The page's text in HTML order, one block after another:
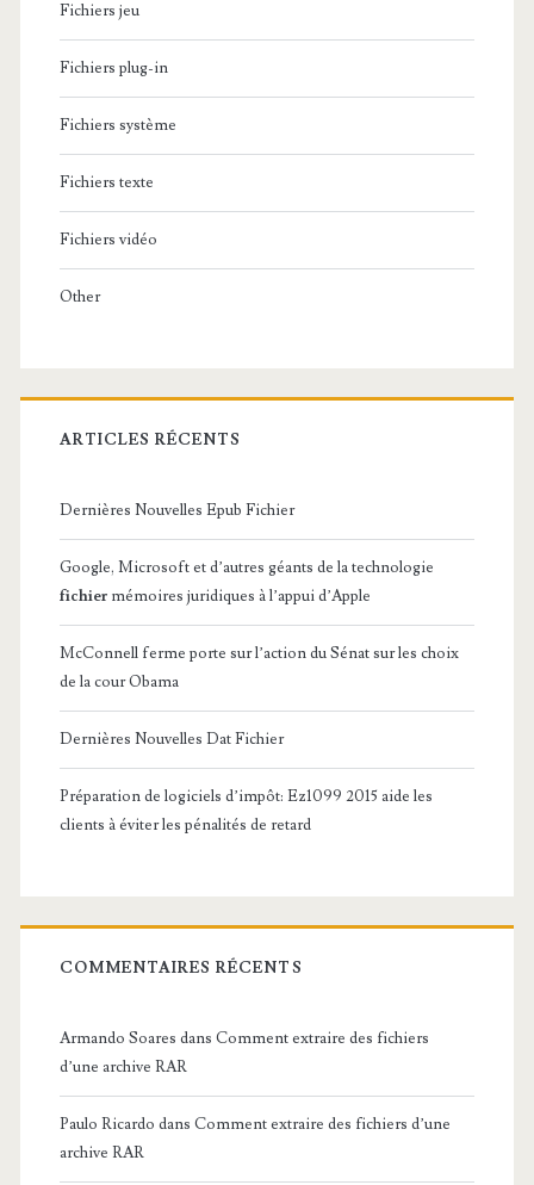
Fichiers jeu
Fichiers plug-in
Fichiers système
Fichiers texte
Fichiers vidéo
Other
ARTICLES RÉCENTS
Dernières Nouvelles Epub Fichier
Google, Microsoft et d’autres géants de la technologie
fichier mémoires juridiques à l’appui d’Apple
McConnell ferme porte sur l’action du Sénat sur les choix
de la cour Obama
Dernières Nouvelles Dat Fichier
Préparation de logiciels d’impôt: Ez1099 2015 aide les
clients à éviter les pénalités de retard
COMMENTAIRES RÉCENTS
Armando Soares dans Comment extraire des fichiers
d’une archive RAR
Paulo Ricardo dans Comment extraire des fichiers d’une
archive RAR